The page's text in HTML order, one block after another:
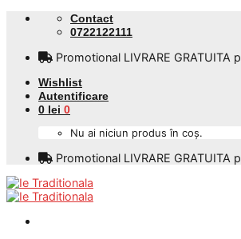
Skip
Contact
0722122111
Promotional LIVRARE
Wishlist
Autentificare
0 lei 0
Nu ai niciun produs în coș.
Promotional LIVRARE